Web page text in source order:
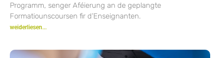
Programm, senger Aféierung an de geplangte
Formatiounscoursen fir d’Enseignanten.
weiderliesen...